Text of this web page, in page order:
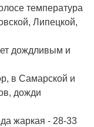
температура
Липецкой,
дождливым и
в Самарской и
дожди
жаркая - 28-33